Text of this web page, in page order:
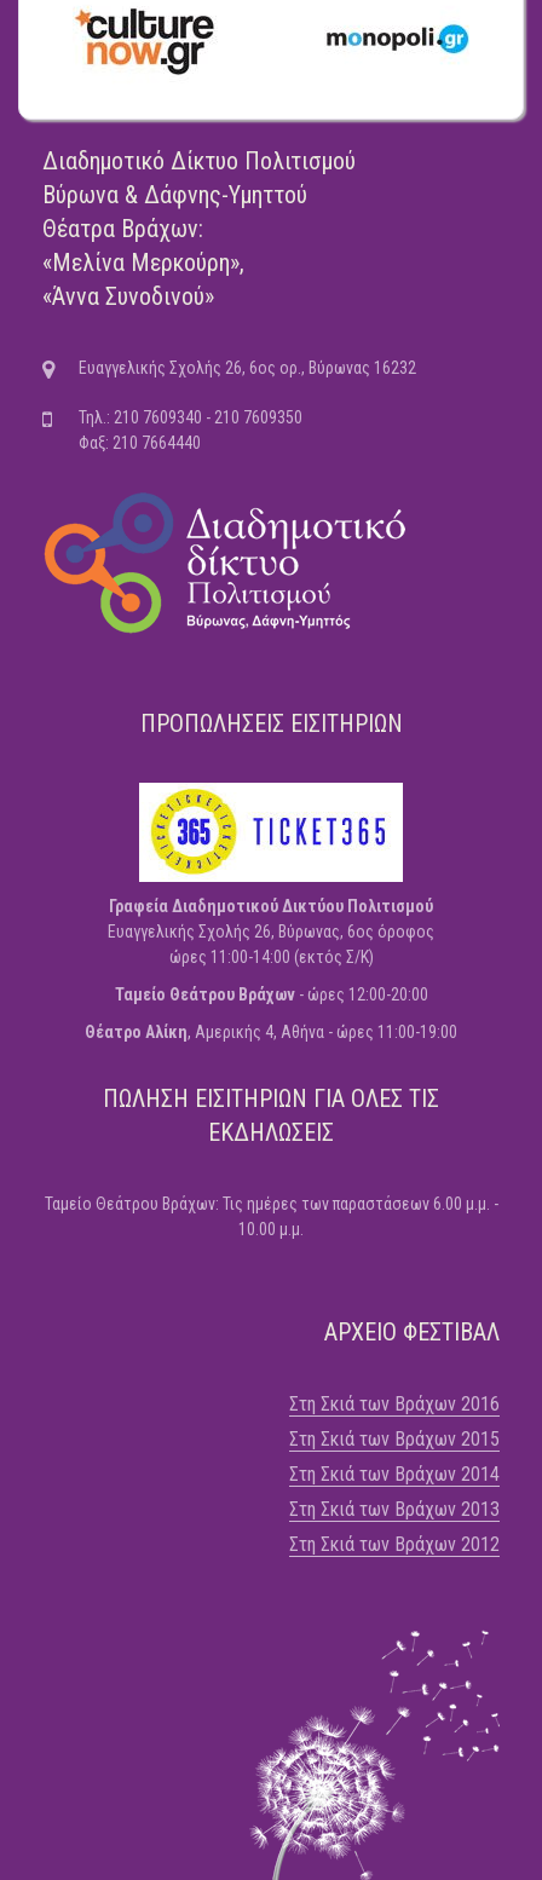
Διαδημοτικό Δίκτυο Πολιτισμού
Βύρωνα & Δάφνης-Υμηττού
Θέατρα Βράχων:
«Μελίνα Μερκούρη»,
«Άννα Συνοδινού»
Ευαγγελικής Σχολής 26, 6ος ορ., Βύρωνας 16232
Τηλ.: 210 7609340 - 210 7609350
Φαξ: 210 7664440
ΠΡΟΠΩΛΗΣΕΙΣ ΕΙΣΙΤΗΡΙΩΝ
Γραφεία Διαδημοτικού Δικτύου Πολιτισμού
Ευαγγελικής Σχολής 26, Βύρωνας, 6ος όροφος
ώρες 11:00-14:00 (εκτός Σ/Κ)
Ταμείο Θεάτρου Βράχων- ώρες 12:00-20:00
Θέατρο Αλίκη, Αμερικής 4, Αθήνα - ώρες 11:00-19:00
ΠΩΛΗΣΗ ΕΙΣΙΤΗΡΙΩΝ ΓΙΑ ΟΛΕΣ ΤΙΣ
ΕΚΔΗΛΩΣΕΙΣ
Ταμείο Θεάτρου Βράχων: Τις ημέρες των παραστάσεων 6.00 μ.μ. -
10.00 μ.μ.
ΑΡΧΕΙΟ ΦΕΣΤΙΒΑΛ
Στη Σκιά των Βράχων 2016
Στη Σκιά των Βράχων 2015
Στη Σκιά των Βράχων 2014
Στη Σκιά των Βράχων 2013
Στη Σκιά των Βράχων 2012